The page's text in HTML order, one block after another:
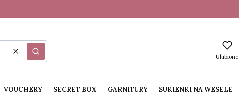
WyczyśćSzukaj Ulubione
VOUCHERY SECRET BOX GARNITURY SUKIENKI NA WESELE